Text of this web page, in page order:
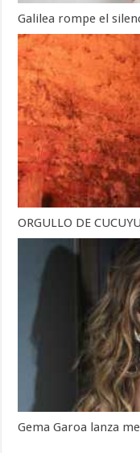
Galilea rompe el
ORGULLO DE
Gema Garoa lanza